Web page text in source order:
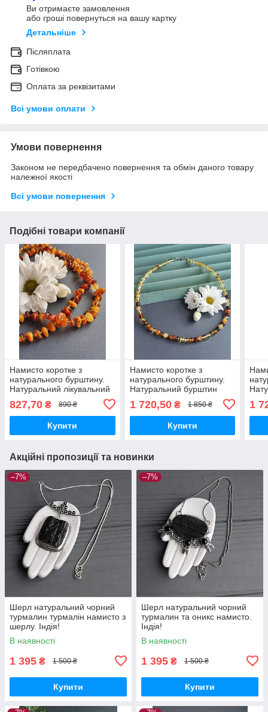
Ви отримаєте замовлення
або гроші повернуться на вашу картку
Детальніше
Післяплата
Готівкою
Оплата за реквізитами
Всі умови оплати
Умови повернення
Законом не передбачено повернення та обмін даного товару
належної якості
Всі умови повернення
Подібні товари компанії
Намисто коротке з
натурального бурштину.
Натуральний лікувальний
бурштин чокер. Україна.
827,70 ₴ 890 ₴
Купити
Намисто коротке з
натурального бурштину.
Натуральний бурштин
1 720,50₴ 1 850 ₴
Купити
1
Акційні пропозиції та новинки
–7%
Шерл натуральний чорний
турмалин турмалін намисто з
шерлу. Індія!
В наявності
1 395 ₴ 1 500 ₴
Купити
–7%
Шерл натуральний чорний
турмалин та оникс намисто.
Індія!
В наявності
1 395 ₴ 1 500 ₴
Купити